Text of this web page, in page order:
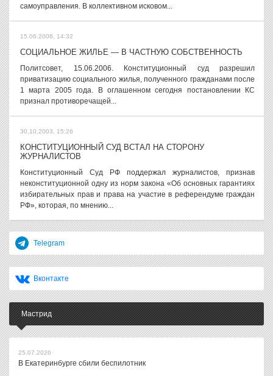
самоуправления. В коллективном исковом...
15.06.2006, 14:32
СОЦИАЛЬНОЕ ЖИЛЬЕ — В ЧАСТНУЮ СОБСТВЕННОСТЬ
Политсовет, 15.06.2006. Конституционный суд разрешил
приватизацию социального жилья, полученного гражданами после
1 марта 2005 года. В оглашенном сегодня постановлении КС
признал противоречащей...
30.10.2003, 15:26
КОНСТИТУЦИОННЫЙ СУД ВСТАЛ НА СТОРОНУ
ЖУРНАЛИСТОВ
Конституционный Суд РФ поддержал журналистов, признав
неконституционной одну из норм закона «Об основных гарантиях
избирательных прав и права на участие в референдуме граждан
РФ», которая, по мнению...
Telegram
Вконтакте
Мастрид
25.07.2026
В Екатеринбурге сбили беспилотник